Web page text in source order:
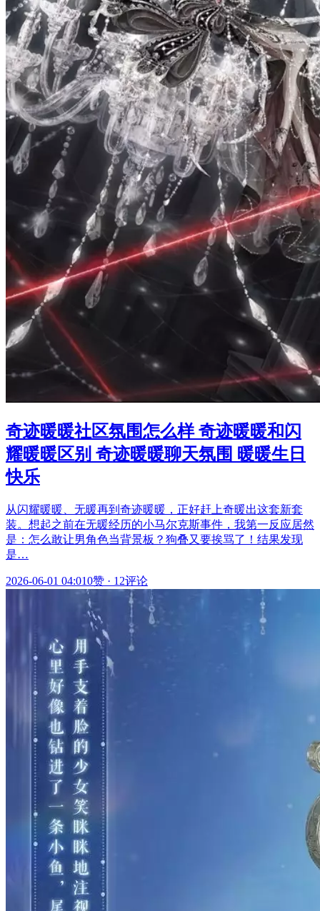
奇迹暖暖社区氛围怎么样 奇迹暖暖和闪
耀暖暖区别 奇迹暖暖聊天氛围 暖暖生日
快乐
从闪耀暖暖、无暖再到奇迹暖暖，正好赶上奇暖出这套新套
装。想起之前在无暖经历的小马尔克斯事件，我第一反应居然
是：怎么敢让男角色当背景板？狗叠又要挨骂了！结果发现
是…
2026-06-01 04:010赞 · 12评论